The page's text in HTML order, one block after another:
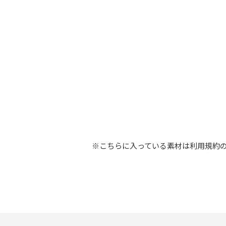
※こちらに入っている素材は利用規約